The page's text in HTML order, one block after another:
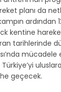
planı da
ardından
kentine
tarihlerinde
geçecek.